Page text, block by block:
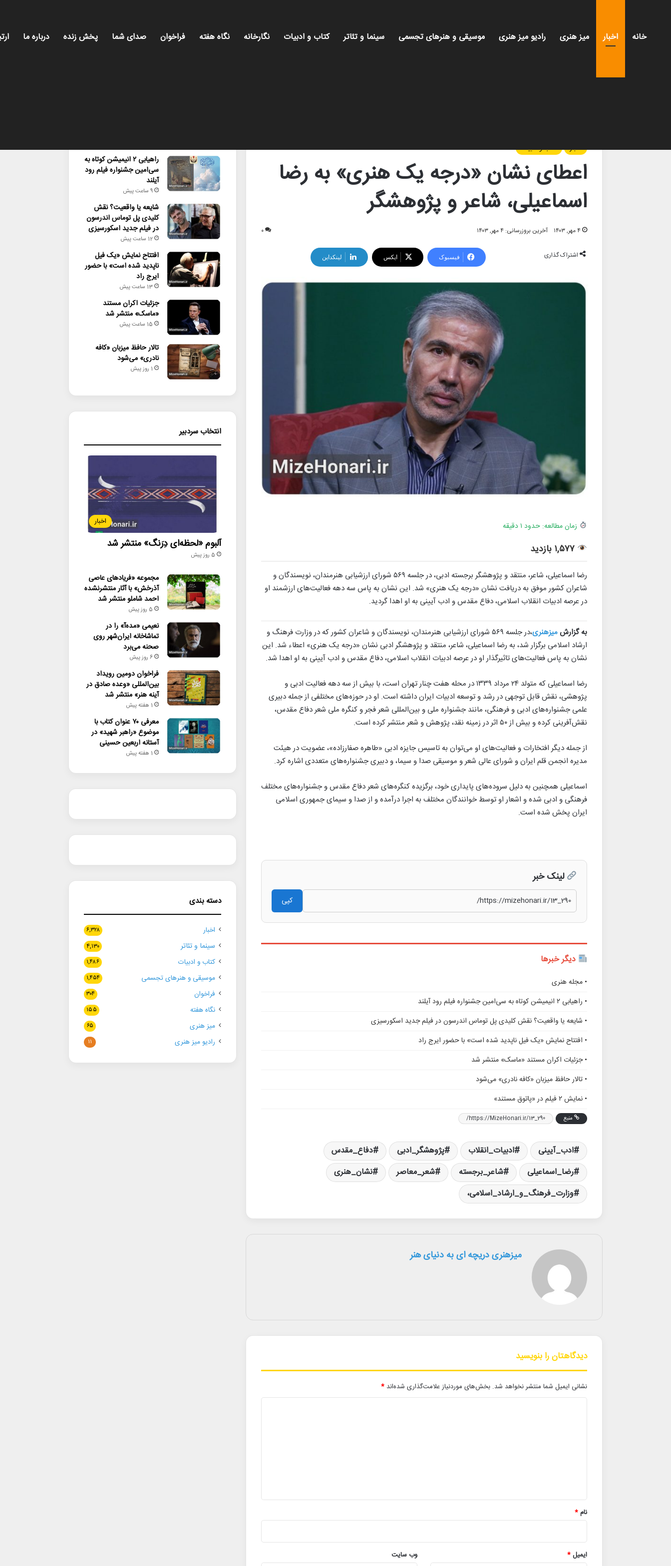
خانه اخبار میز هنری رادیو میز هنری موسیقی و هنرهای تجسمی سینما و تئاتر کتاب و ادبیات نگارخانه نگاه هفته فراخوان صدای شما پخش زنده درباره ما
اخبار
کتاب و ادبیات
اعطای نشان «درجه یک هنری» به رضا
اسماعیلی، شاعر و پژوهشگر
۴ مهر, ۱۴۰۳ آخرین بروزرسانی: ۴ مهر, ۱۴۰۳ ۰
اشتراک گذاری فیسبوک ایکس لینکداین
زمان مطالعه: حدود ۱ دقیقه
۱,۵۷۷ بازدید
رضا اسماعیلی، شاعر، منتقد و پژوهشگر برجسته ادبی، در جلسه ۵۶۹ شورای ارزشیابی هنرمندان، نویسندگان و
شاعران کشور موفق به دریافت نشان «درجه یک هنری» شد. این نشان به پاس سه دهه فعالیت‌های ارزشمند او
در عرصه ادبیات انقلاب اسلامی، دفاع مقدس و ادب آیینی به او اهدا گردید.
به گزارش میزهنری
،در جلسه ۵۶۹ شورای ارزشیابی هنرمندان، نویسندگان و شاعران کشور که در وزارت فرهنگ و
ارشاد اسلامی برگزار شد، به رضا اسماعیلی، شاعر، منتقد و پژوهشگر ادبی نشان «درجه یک هنری» اعطاء شد. این
نشان به پاس فعالیت‌های تاثیرگذار او در عرصه ادبیات انقلاب اسلامی، دفاع مقدس و ادب آیینی به او اهدا شد.
رضا اسماعیلی که متولد ۲۴ مرداد ۱۳۳۹ در محله هفت چنار تهران است، با بیش از سه دهه فعالیت ادبی و
پژوهشی، نقش قابل توجهی در رشد و توسعه ادبیات ایران داشته است. او در حوزه‌های مختلفی از جمله دبیری
علمی جشنواره‌های ادبی و فرهنگی، مانند جشنواره ملی و بین‌المللی شعر فجر و کنگره ملی شعر دفاع مقدس،
نقش‌آفرینی کرده و بیش از ۵۰ اثر در زمینه نقد، پژوهش و شعر منتشر کرده است.
از جمله دیگر افتخارات و فعالیت‌های او می‌توان به تاسیس جایزه ادبی «طاهره صفارزاده»، عضویت در هیئت
مدیره انجمن قلم ایران و شورای عالی شعر و موسیقی صدا و سیما، و دبیری جشنواره‌های متعددی اشاره کرد.
اسماعیلی همچنین به دلیل سروده‌های پایداری خود، برگزیده کنگره‌های شعر دفاع مقدس و جشنواره‌های مختلف
فرهنگی و ادبی شده و اشعار او توسط خوانندگان مختلف به اجرا درآمده و از صدا و سیمای جمهوری اسلامی
ایران پخش شده است.
لینک خبر
کپی
دیگر خبرها
• مجله هنری
• راهیابی ۲ انیمیشن کوتاه به سی‌امین جشنواره فیلم رود آیلند
• شایعه یا واقعیت؟ نقش کلیدی پل توماس اندرسون در فیلم جدید اسکورسیزی
• افتتاح نمایش «یک فیل ناپدید شده است» با حضور ایرج راد
• جزئیات اکران مستند «ماسک» منتشر شد
• تالار حافظ میزبان «کافه نادری» می‌شود
• نمایش ۲ فیلم در «پاتوق مستند»
منبع https://MizeHonari.ir/13_290/
ادب_آیینی ادبیات_انقلاب پژوهشگر_ادبی
دفاع_مقدس
رضا_اسماعیلی
شاعر_برجسته شعر_معاصر
نشان_هنری
وزارت_فرهنگ_و_ارشاد_اسلامی،
میزهنری دریچه ای به دنیای هنر
دیدگاهتان را بنویسید
نشانی ایمیل شما منتشر نخواهد شد. بخش‌های موردنیاز علامت‌گذاری شده‌اند *
نام*
ایمیل* وب‌ سایت
راهیابی ۲ انیمیشن کوتاه به
سی‌امین جشنواره فیلم رود
آیلند
9 ساعت پیش
شایعه یا واقعیت؟ نقش
کلیدی پل توماس اندرسون
در فیلم جدید اسکورسیزی
12 ساعت پیش
افتتاح نمایش «یک فیل
ناپدید شده است» با حضور
ایرج راد
13 ساعت پیش
جزئیات اکران مستند
«ماسک» منتشر شد
15 ساعت پیش
تالار حافظ میزبان «کافه
نادری» می‌شود
1 روز پیش
انتخاب سردبیر
اخبار
آلبوم «لحظه‌ای دِرَنگ» منتشر شد
5 روز پیش
مجموعه «فریادهای عاصی
آذرخش» با آثار منتشرنشده
احمد شاملو منتشر شد
5 روز پیش
نعیمی «مده‌آ» را در
تماشاخانه ایران‌شهر روی
صحنه می‌برد
6 روز پیش
فراخوان دومین رویداد
بین‌المللی «وعده صادق در
آینه هنر» منتشر شد
1 هفته پیش
معرفی ۷۰ عنوان کتاب با
موضوع «راهبر شهید» در
آستانه اربعین حسینی
1 هفته پیش
دسته بندی
اخبار ۶,۳۲۸
سینما و تئاتر ۴,۱۳۰
کتاب و ادبیات ۱,۴۸۶
موسیقی و هنرهای تجسمی ۱,۴۵۴
فراخوان ۳۰۴
نگاه هفته ۱۵۵
میز هنری ۶۵
رادیو میز هنری ۱۱